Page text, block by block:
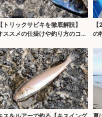
【トリックサビキを徹底解説】
ススメの仕掛けや釣り方のコツ
の